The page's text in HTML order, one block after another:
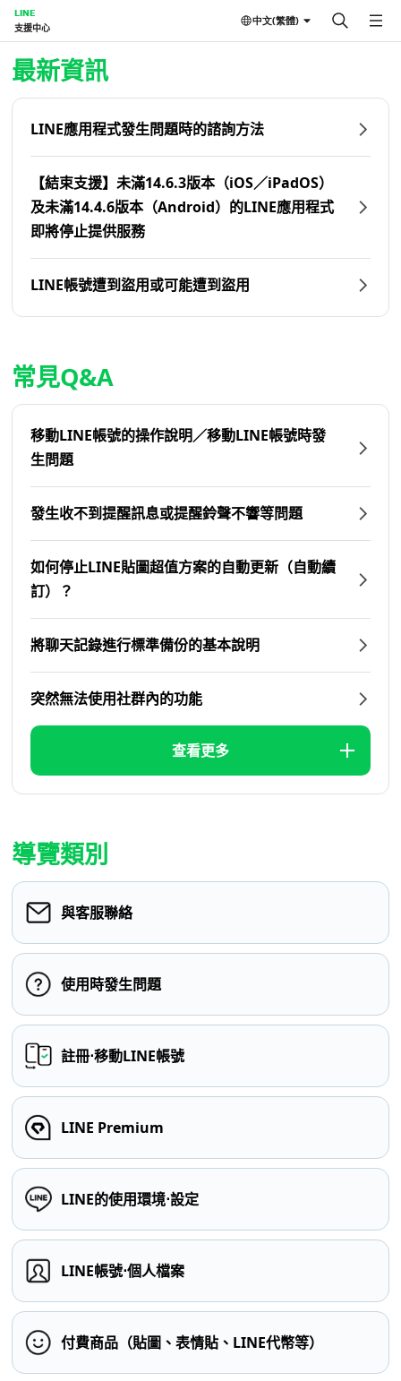
LINE
支援中心
中文(繁體)
首頁 | LINE支援中心
最新資訊
LINE應用程式發生問題時的諮詢方法
【結束支援】未滿14.6.3版本（iOS／iPadOS）
及未滿14.4.6版本（Android）的LINE應用程式
即將停止提供服務
LINE帳號遭到盜用或可能遭到盜用
常見Q&A
移動LINE帳號的操作說明／移動LINE帳號時發
生問題
發生收不到提醒訊息或提醒鈴聲不響等問題
如何停止LINE貼圖超值方案的自動更新（自動續
訂）？
將聊天記錄進行標準備份的基本說明
突然無法使用社群內的功能
查看更多
導覽類別
與客服聯絡
使用時發生問題
註冊⋅移動LINE帳號
LINE Premium
LINE的使用環境⋅設定
LINE帳號⋅個人檔案
付費商品（貼圖、表情貼、LINE代幣等）